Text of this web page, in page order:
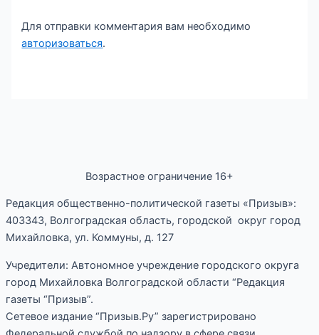
Для отправки комментария вам необходимо
авторизоваться.
Возрастное ограничение 16+
Редакция общественно-политической газеты «Призыв»:
403343, Волгоградская область, городской округ город
Михайловка, ул. Коммуны, д. 127
Учредители: Автономное учреждение городского округа
город Михайловка Волгоградской области “Редакция
газеты “Призыв”.
Сетевое издание “Призыв.Ру” зарегистрировано